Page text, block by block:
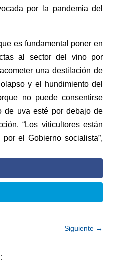
por la pandemia del
es fundamental poner en
al sector del vino por
una destilación de
y el hundimiento del
no puede consentirse
de uva esté por debajo de
“Los viticultores están
el Gobierno socialista”,
Siguiente →